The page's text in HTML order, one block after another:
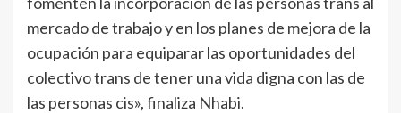
mercado de trabajo y en los planes de mejora de la
ocupación para equiparar las oportunidades del
colectivo trans de tener una vida digna con las de
las personas cis», finaliza Nhabi.